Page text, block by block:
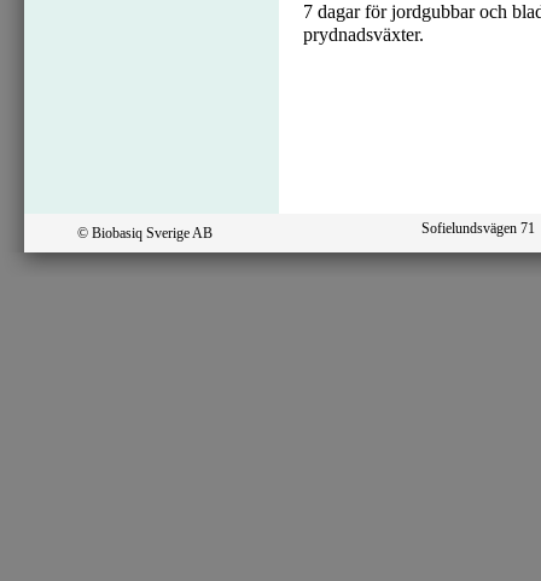
7 dagar för jordgubbar och
prydnadsväxter.
© Biobasiq Sverige AB Sofielundsvägen